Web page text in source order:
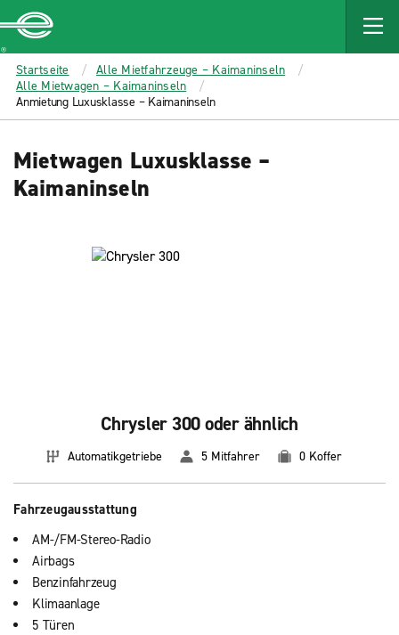
MAIN
CONTENT
Enterprise
Startseite
Alle Mietfahrzeuge – Kaimaninseln
Alle Mietwagen – Kaimaninseln
Anmietung Luxusklasse – Kaimaninseln
Mietwagen Luxusklasse –
Kaimaninseln
Chrysler 300 oder ähnlich
Automatikgetriebe 5 Mitfahrer 0 Koffer
Fahrzeugausstattung
AM-/FM-Stereo-Radio
Airbags
Benzinfahrzeug
Klimaanlage
5 Türen